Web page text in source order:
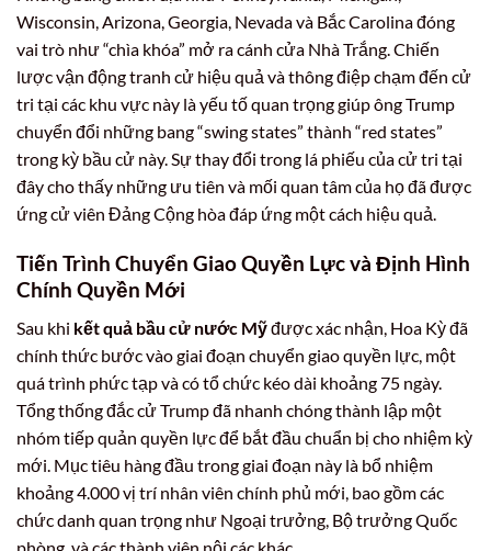
Wisconsin, Arizona, Georgia, Nevada và Bắc Carolina đóng
vai trò như “chìa khóa” mở ra cánh cửa Nhà Trắng. Chiến
lược vận động tranh cử hiệu quả và thông điệp chạm đến cử
tri tại các khu vực này là yếu tố quan trọng giúp ông Trump
chuyển đổi những bang “swing states” thành “red states”
trong kỳ bầu cử này. Sự thay đổi trong lá phiếu của cử tri tại
đây cho thấy những ưu tiên và mối quan tâm của họ đã được
ứng cử viên Đảng Cộng hòa đáp ứng một cách hiệu quả.
Tiến Trình Chuyển Giao Quyền Lực và Định Hình
Chính Quyền Mới
Sau khi kết quả bầu cử nước Mỹđược xác nhận, Hoa Kỳ đã
chính thức bước vào giai đoạn chuyển giao quyền lực, một
quá trình phức tạp và có tổ chức kéo dài khoảng 75 ngày.
Tổng thống đắc cử Trump đã nhanh chóng thành lập một
nhóm tiếp quản quyền lực để bắt đầu chuẩn bị cho nhiệm kỳ
mới. Mục tiêu hàng đầu trong giai đoạn này là bổ nhiệm
khoảng 4.000 vị trí nhân viên chính phủ mới, bao gồm các
chức danh quan trọng như Ngoại trưởng, Bộ trưởng Quốc
phòng, và các thành viên nội các khác.